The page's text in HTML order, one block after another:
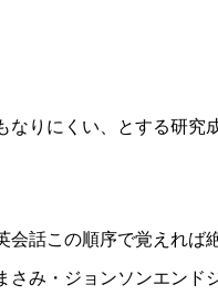
りにくい、とする研究
話この順序で覚えれば
み・ジョンソンエンド